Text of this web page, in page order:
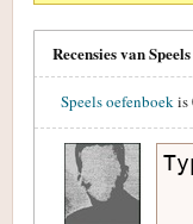
Recensies van
Speels oefenboek is